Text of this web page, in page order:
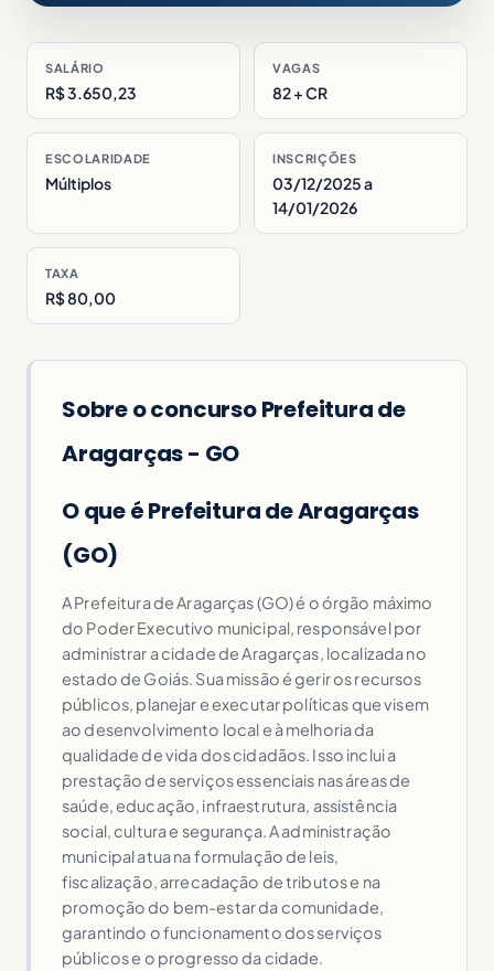
SALÁRIO
R$ 3.650,23
VAGAS
82 + CR
ESCOLARIDADE
Múltiplos
INSCRIÇÕES
03/12/2025 a
14/01/2026
TAXA
R$ 80,00
Sobre o concurso Prefeitura de
Aragarças - GO
O que é Prefeitura de Aragarças
(GO)
A Prefeitura de Aragarças (GO) é o órgão máximo
do Poder Executivo municipal, responsável por
administrar a cidade de Aragarças, localizada no
estado de Goiás. Sua missão é gerir os recursos
públicos, planejar e executar políticas que visem
ao desenvolvimento local e à melhoria da
qualidade de vida dos cidadãos. Isso inclui a
prestação de serviços essenciais nas áreas de
saúde, educação, infraestrutura, assistência
social, cultura e segurança. A administração
municipal atua na formulação de leis,
fiscalização, arrecadação de tributos e na
promoção do bem-estar da comunidade,
garantindo o funcionamento dos serviços
públicos e o progresso da cidade.